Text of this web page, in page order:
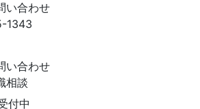
い合わせ
1343
い合わせ
相談
付中